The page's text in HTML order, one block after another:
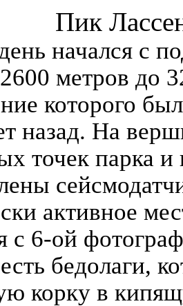
Пик
начался с
метров до
которого
назад. На
точек парка
активное
с 6-ой
бедолаги,
корку в